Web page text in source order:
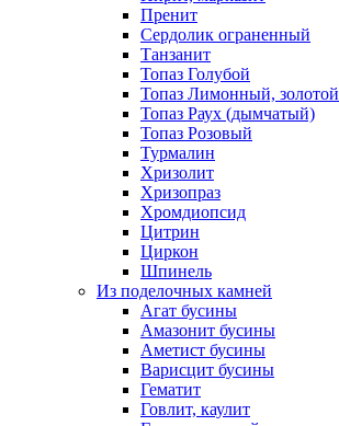
Пренит
Сердолик ограненный
Танзанит
Топаз Голубой
Топаз Лимонный, золотой
Топаз Раух (дымчатый)
Топаз Розовый
Турмалин
Хризолит
Хризопраз
Хромдиопсид
Цитрин
Циркон
Шпинель
Из поделочных камней
Агат бусины
Амазонит бусины
Аметист бусины
Варисцит бусины
Гематит
Говлит, каулит